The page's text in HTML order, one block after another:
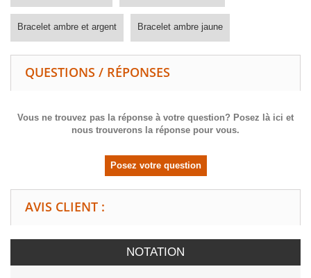
Bracelet ambre et argent Bracelet ambre jaune
QUESTIONS / RÉPONSES
Vous ne trouvez pas la réponse à votre question? Posez là ici et
nous trouverons la réponse pour vous.
Posez votre question
AVIS CLIENT :
NOTATION